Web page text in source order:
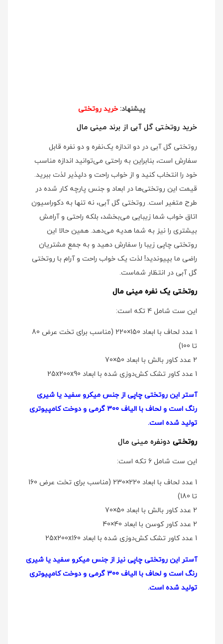
پیشنهاد:خرید روتختی
خرید روتختی گل آبی از برند مینی مال
روتختی گل آبی در دو اندازه یک‌نفره و دو نفره قابل
سفارش است، بنابراین به راحتی می‌توانید اندازه مناسب
خود را انتخاب کنید و از خواب راحت و دلپذیر لذت ببرید.
قیمت این روتختی‌ها در ابعاد و جنس پارچه کار شده در
طرح متغیر است. روتختی گل آبی، نه تنها به دکوراسیون
اتاق خواب شما زیبایی می‌بخشد، بلکه راحتی و آرامش
بیشتری را نیز به شما هدیه می‌دهد. همین حالا این
روتختی چاپی زیبا را سفارش دهید و به جمع مشتریان
راضی ما بپیوندید! لذت یک خواب راحت و آرام با روتختی
گل آبی در انتظار شماست.
روتختی یک نفره مینی مال
این ست شامل 4 تکه است:
1 عدد لحاف با ابعاد 150×220 (مناسب برای تخت عرض 80
تا 100)
2 عدد کاور بالش با ابعاد 50×70
1 عدد کاور تشک کش‌دوزی شده با ابعاد 25x200x90
آستر این روتختی چاپی از جنس میکرو سفید یا شیری
رنگ است و لحاف با الیاف 300 گرمی و دوخت کامپیوتری
تولید شده است.
روتختی دو‌نفره مینی مال
این ست شامل 6 تکه است:
1 عدد لحاف با ابعاد 220×230 (مناسب برای تخت عرض 160
تا 180)
2 عدد کاور بالش با ابعاد 50×70
2 عدد کاور کوسن با ابعاد 40×40
1 عدد کاور تشک کش‌دوزی شده با ابعاد 25x200x160
آستر این روتختی چاپی نیز از جنس میکرو سفید یا شیری
رنگ است و لحاف با الیاف 300 گرمی و دوخت کامپیوتری
تولید شده است.